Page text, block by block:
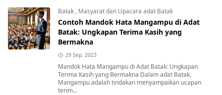
Batak , Masyarat dan Upacara adat Batak
Contoh Mandok Hata Mangampu di Adat
Batak: Ungkapan Terima Kasih yang
Bermakna
29 Sep, 2023
Mandok Hata Mangampu di Adat Batak: Ungkapan
Terima Kasih yang Bermakna Dalam adat Batak,
Mangampu adalah tindakan menyampaikan ucapan
terim...